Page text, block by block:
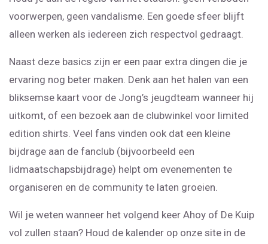
voorwerpen, geen vandalisme. Een goede sfeer blijft
alleen werken als iedereen zich respectvol gedraagt.
Naast deze basics zijn er een paar extra dingen die je
ervaring nog beter maken. Denk aan het halen van een
bliksemse kaart voor de Jong’s jeugdteam wanneer hij
uitkomt, of een bezoek aan de clubwinkel voor limited
edition shirts. Veel fans vinden ook dat een kleine
bijdrage aan de fanclub (bijvoorbeeld een
lidmaatschapsbijdrage) helpt om evenementen te
organiseren en de community te laten groeien.
Wil je weten wanneer het volgend keer Ahoy of De Kuip
vol zullen staan? Houd de kalender op onze site in de